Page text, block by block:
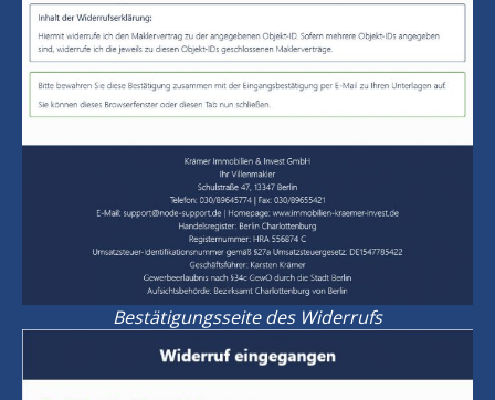
Bestätigungsseite des Widerrufs